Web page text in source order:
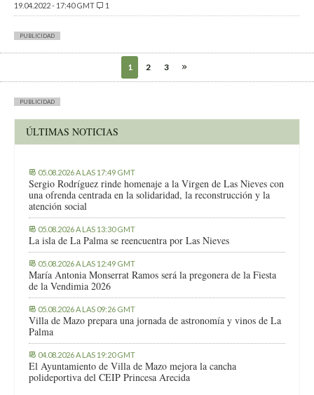
19.04.2022 - 17:40 GMT
1
PUBLICIDAD
1 2 3
PUBLICIDAD
ÚLTIMAS NOTICIAS
05.08.2026 A LAS 17:49 GMT
Sergio Rodríguez rinde homenaje a la Virgen de Las Nieves con
una ofrenda centrada en la solidaridad, la reconstrucción y la
atención social
05.08.2026 A LAS 13:30 GMT
La isla de La Palma se reencuentra por Las Nieves
05.08.2026 A LAS 12:49 GMT
María Antonia Monserrat Ramos será la pregonera de la Fiesta
de la Vendimia 2026
05.08.2026 A LAS 09:26 GMT
Villa de Mazo prepara una jornada de astronomía y vinos de La
Palma
04.08.2026 A LAS 19:20 GMT
El Ayuntamiento de Villa de Mazo mejora la cancha
polideportiva del CEIP Princesa Arecida